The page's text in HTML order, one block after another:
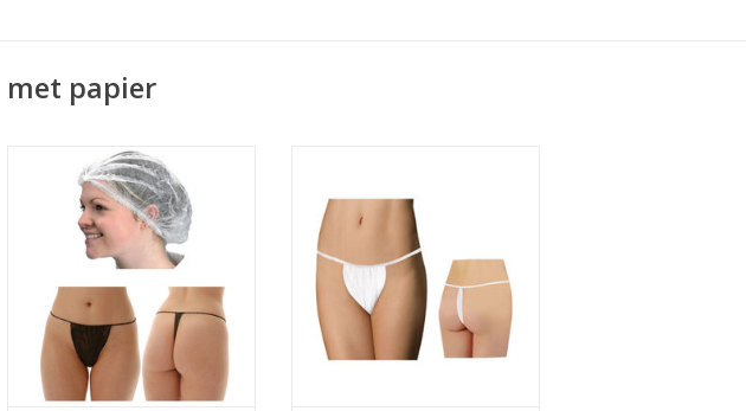
met papier
combi mutsjes en wegwerp G-
strings 2x 25 stuks